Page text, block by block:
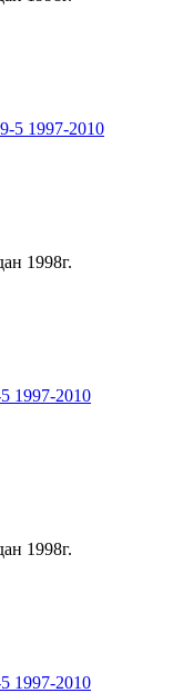
5 1997-2010
1998г.
1997-2010
1998г.
1997-2010